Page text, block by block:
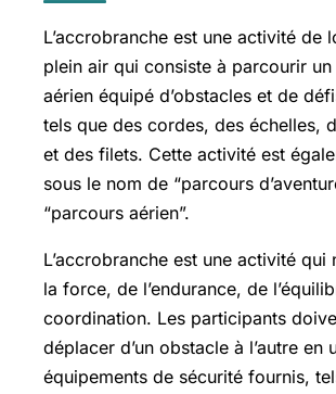
L’accrobranche est une activité de
plein air qui consiste à parcourir
aérien équipé d’obstacles et de
tels que des cordes, des échelles,
et des filets. Cette activité est
sous le nom de “parcours
“parcours aérien”.
L’accrobranche est une activité qui
la force, de l’endurance, de
coordination. Les participants
déplacer d’un obstacle à l’autre en
équipements de sécurité fournis,